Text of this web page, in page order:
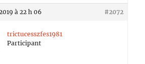
à 22 h 06 #2072
trictucesszfes1981
Participant